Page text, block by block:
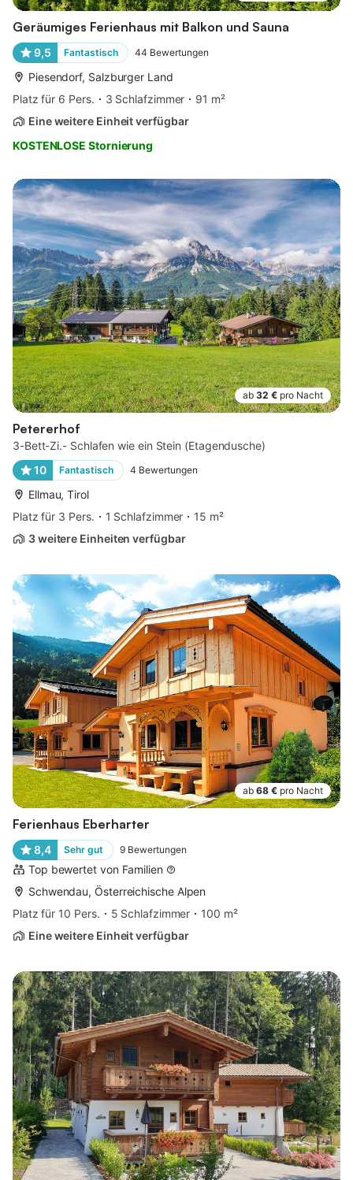
Geräumiges Ferienhaus mit Balkon und Sauna
9,5 Fantastisch 44 Bewertungen
Piesendorf, Salzburger Land
Platz für 6 Pers.
3 Schlafzimmer
91 m²
Eine weitere Einheit verfügbar
KOSTENLOSE Stornierung
ab 32 € pro Nacht
Petererhof
3-Bett-Zi.- Schlafen wie ein Stein (Etagendusche)
10
Fantastisch 4 Bewertungen
Ellmau, Tirol
Platz für 3 Pers.
1 Schlafzimmer
15 m²
3 weitere Einheiten verfügbar
ab 68 € pro Nacht
Ferienhaus Eberharter
8,4 Sehr gut 9 Bewertungen
Top bewertet von Familien
Schwendau, Österreichische Alpen
Platz für 10 Pers.
5 Schlafzimmer
100 m²
Eine weitere Einheit verfügbar